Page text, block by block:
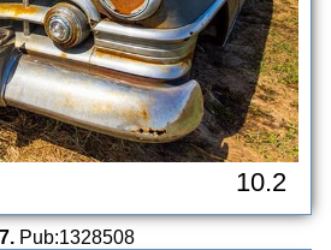
10.2
Pub:1328508